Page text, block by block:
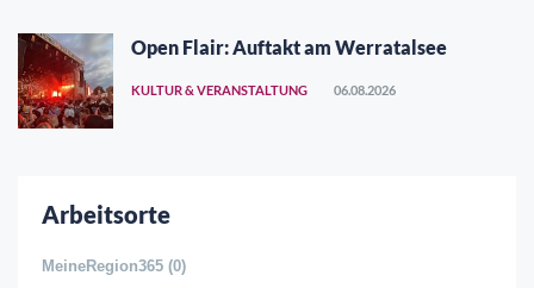
Arbeitsorte
MeineRegion365 (0)
Open Flair: Auftakt am Werratalsee
KULTUR & VERANSTALTUNG 06.08.2026